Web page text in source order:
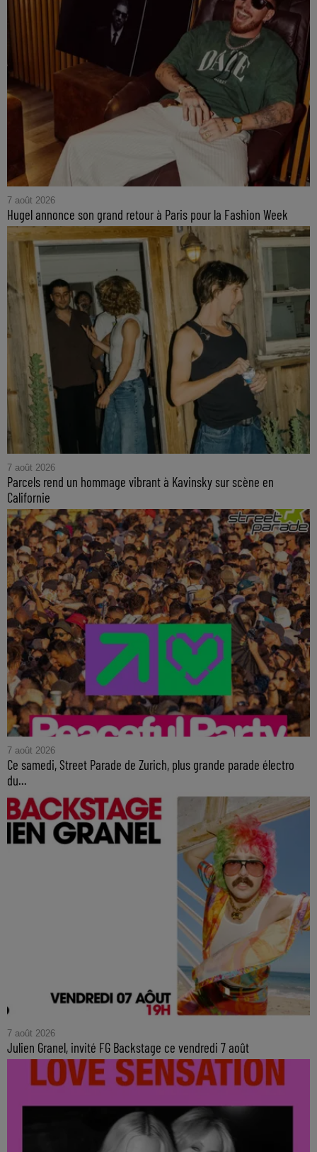
7 août 2026
Hugel annonce son grand retour à Paris pour la Fashion Week
7 août 2026
Parcels rend un hommage vibrant à Kavinsky sur scène en
Californie
7 août 2026
Ce samedi, Street Parade de Zurich, plus grande parade électro
du...
7 août 2026
Julien Granel, invité FG Backstage ce vendredi 7 août